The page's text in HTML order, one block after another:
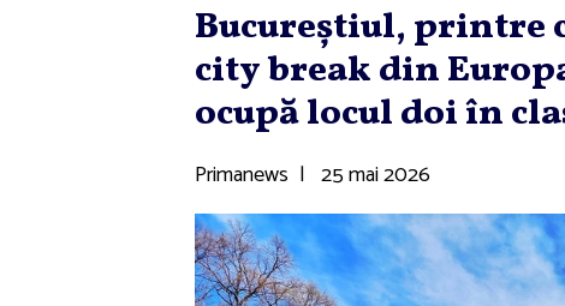
Bucureştiul, printre
city break din
ocupă locul doi în
Primanews | 25 mai 2026